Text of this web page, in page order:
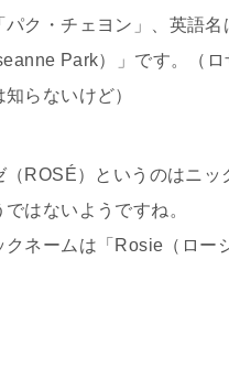
パク・チェヨン」、英語名
Park）」です。（ロ
らないけど）
（ROSÉ）というのはニッ
ではないようですね。
クネームは「Rosie（ロー